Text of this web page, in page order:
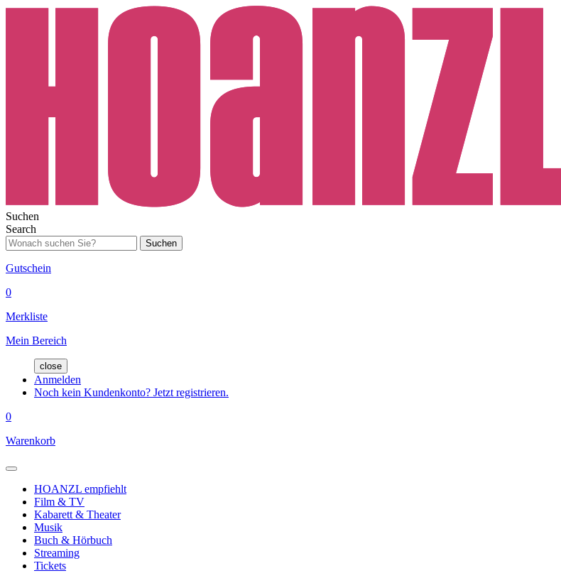
Suchen
Search
Suchen
Gutschein
0
Merkliste
Mein Bereich
close
Anmelden
Noch kein Kundenkonto? Jetzt registrieren.
0
Warenkorb
HOANZL empfiehlt
Film & TV
Kabarett & Theater
Musik
Buch & Hörbuch
Streaming
Tickets